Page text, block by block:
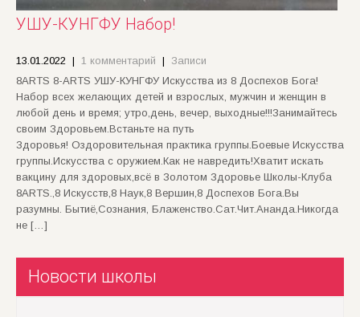
УШУ-КУНГФУ Набор!
13.01.2022 | 1 комментарий | Записи
8ARTS 8-ARTS УШУ-КУНГФУ Искусства из 8 Доспехов Бога!
Набор всех желающих детей и взрослых, мужчин и женщин в
любой день и время; утро,день, вечер, выходные!!!Занимайтесь
своим Здоровьем.Встаньте на путь
Здоровья! Оздоровительная практика группы.Боевые Искусства
группы.Искусства с оружием.Как не навредить!Хватит искать
вакцину для здоровых,всё в Золотом Здоровье Школы-Клуба
8ARTS.,8 Искусств,8 Наук,8 Вершин,8 Доспехов Бога.Вы
разумны. Бытиё,Сознания, Блаженство.Сат.Чит.Ананда.Никогда
не […]
Новости школы